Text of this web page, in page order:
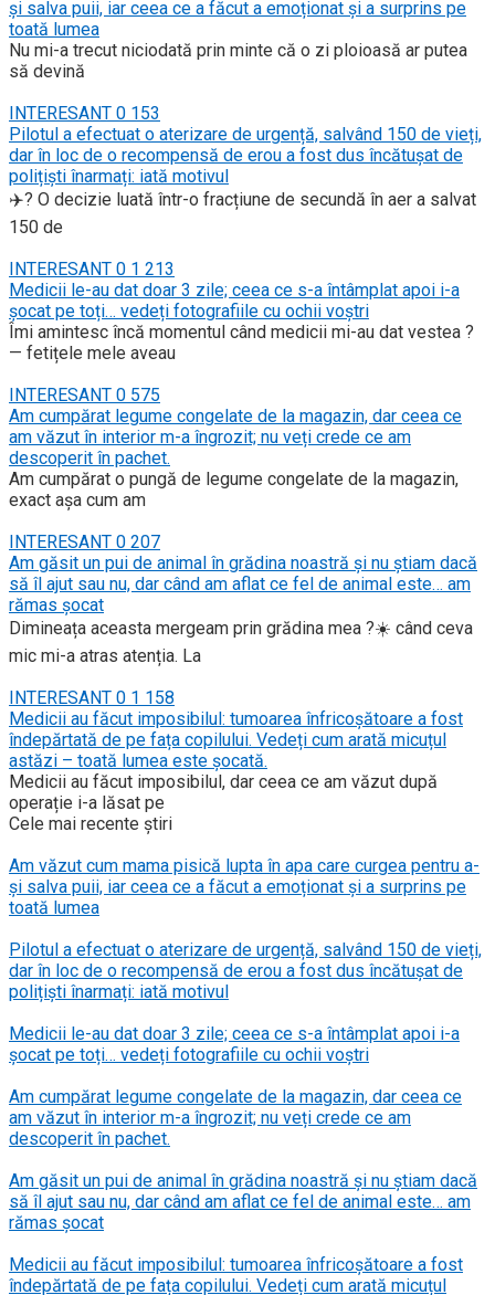
și salva puii, iar ceea ce a făcut a emoționat și a surprins pe
toată lumea
Nu mi-a trecut niciodată prin minte că o zi ploioasă ar putea
să devină
INTERESANT 0 153
Pilotul a efectuat o aterizare de urgență, salvând 150 de vieți,
dar în loc de o recompensă de erou a fost dus încătușat de
polițiști înarmați: iată motivul
✈️? O decizie luată într-o fracțiune de secundă în aer a salvat
150 de
INTERESANT 0 1 213
Medicii le-au dat doar 3 zile; ceea ce s-a întâmplat apoi i-a
șocat pe toți… vedeți fotografiile cu ochii voștri
Îmi amintesc încă momentul când medicii mi-au dat vestea ?
— fetițele mele aveau
INTERESANT 0 575
Am cumpărat legume congelate de la magazin, dar ceea ce
am văzut în interior m-a îngrozit; nu veți crede ce am
descoperit în pachet.
Am cumpărat o pungă de legume congelate de la magazin,
exact așa cum am
INTERESANT 0 207
Am găsit un pui de animal în grădina noastră și nu știam dacă
să îl ajut sau nu, dar când am aflat ce fel de animal este… am
rămas șocat
Dimineața aceasta mergeam prin grădina mea ?☀️ când ceva
mic mi-a atras atenția. La
INTERESANT 0 1 158
Medicii au făcut imposibilul: tumoarea înfricoșătoare a fost
îndepărtată de pe fața copilului. Vedeți cum arată micuțul
astăzi – toată lumea este șocată.
Medicii au făcut imposibilul, dar ceea ce am văzut după
operație i-a lăsat pe
Cele mai recente știri
Am văzut cum mama pisică lupta în apa care curgea pentru a-
și salva puii, iar ceea ce a făcut a emoționat și a surprins pe
toată lumea
Pilotul a efectuat o aterizare de urgență, salvând 150 de vieți,
dar în loc de o recompensă de erou a fost dus încătușat de
polițiști înarmați: iată motivul
Medicii le-au dat doar 3 zile; ceea ce s-a întâmplat apoi i-a
șocat pe toți… vedeți fotografiile cu ochii voștri
Am cumpărat legume congelate de la magazin, dar ceea ce
am văzut în interior m-a îngrozit; nu veți crede ce am
descoperit în pachet.
Am găsit un pui de animal în grădina noastră și nu știam dacă
să îl ajut sau nu, dar când am aflat ce fel de animal este… am
rămas șocat
Medicii au făcut imposibilul: tumoarea înfricoșătoare a fost
îndepărtată de pe fața copilului. Vedeți cum arată micuțul